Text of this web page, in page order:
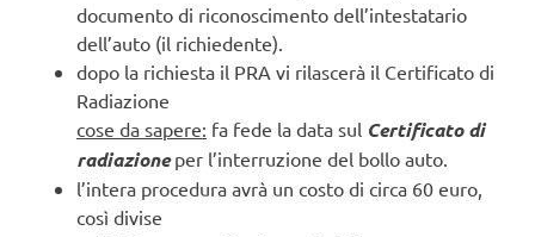
documento di riconoscimento dell’intestatario
dell’auto (il richiedente).
dopo la richiesta il PRA vi rilascerà il Certificato di
Radiazione
cose da sapere: fa fede la data sul Certificato di
radiazioneper l’interruzione del bollo auto.
l’intera procedura avrà un costo di circa 60 euro,
così divise